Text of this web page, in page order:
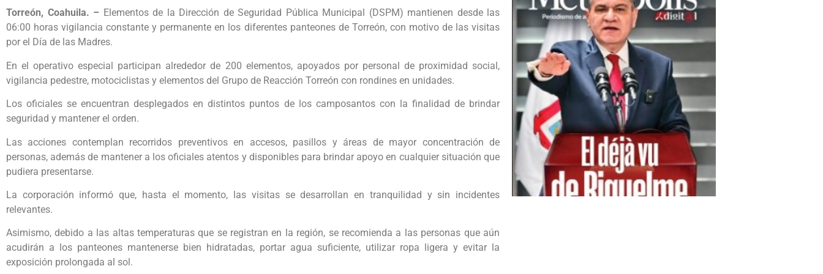
Torreón, Coahuila. – Elementos de la Dirección de Seguridad Pública Municipal (DSPM) mantienen desde las
06:00 horas vigilancia constante y permanente en los diferentes panteones de Torreón, con motivo de las visitas
por el Día de las Madres.
En el operativo especial participan alrededor de 200 elementos, apoyados por personal de proximidad social,
vigilancia pedestre, motociclistas y elementos del Grupo de Reacción Torreón con rondines en unidades.
Los oficiales se encuentran desplegados en distintos puntos de los camposantos con la finalidad de brindar
seguridad y mantener el orden.
Las acciones contemplan recorridos preventivos en accesos, pasillos y áreas de mayor concentración de
personas, además de mantener a los oficiales atentos y disponibles para brindar apoyo en cualquier situación que
pudiera presentarse.
La corporación informó que, hasta el momento, las visitas se desarrollan en tranquilidad y sin incidentes
relevantes.
Asimismo, debido a las altas temperaturas que se registran en la región, se recomienda a las personas que aún
acudirán a los panteones mantenerse bien hidratadas, portar agua suficiente, utilizar ropa ligera y evitar la
exposición prolongada al sol.